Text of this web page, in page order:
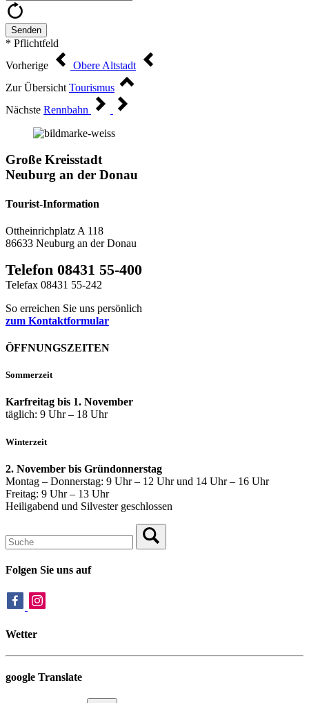
Senden
* Pflichtfeld
Vorherige
Obere Altstadt
Zur Übersicht Tourismus
Nächste Rennbahn
Große Kreisstadt
Neuburg an der Donau
Tourist-Information
Ottheinrichplatz A 118
86633 Neuburg an der Donau
Telefon 08431 55-400
Telefax 08431 55-242
So erreichen Sie uns persönlich
zum Kontaktformular
ÖFFNUNGSZEITEN
Sommerzeit
Karfreitag bis 1. November
täglich: 9 Uhr – 18 Uhr
Winterzeit
2. November bis Gründonnerstag
Montag – Donnerstag: 9 Uhr – 12 Uhr und 14 Uhr – 16 Uhr
Freitag: 9 Uhr – 13 Uhr
Heiligabend und Silvester geschlossen
Folgen Sie uns auf
Wetter
google Translate